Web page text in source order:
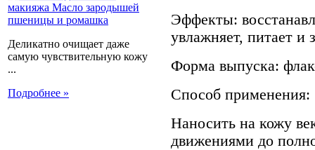
Деликатно очищает даже
самую чувствительную кожу
...
Подробнее »
Эффекты:
увлажняет, питает и
Форма выпуска:
Способ применения:
Наносить на кожу
движениями до